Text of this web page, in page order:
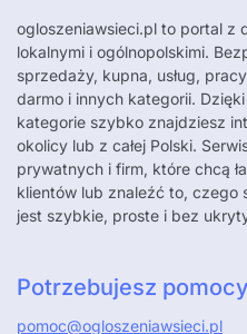
ogloszeniawsieci.pl to portal z
lokalnymi i ogólnopolskimi.
sprzedaży, kupna, usług,
darmo i innych kategorii.
kategorie szybko znajdziesz
okolicy lub z całej Polski.
prywatnych i firm, które chcą
klientów lub znaleźć to, czego
jest szybkie, proste i bez
Potrzebujesz
pomoc@ogloszeniawsieci.pl